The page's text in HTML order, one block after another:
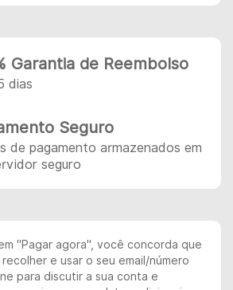
Garantia de Reembolso
dias
Seguro
de pagamento armazenados em
seguro
"Pagar agora", você concorda que
e usar o seu email/número
para discutir a sua conta e